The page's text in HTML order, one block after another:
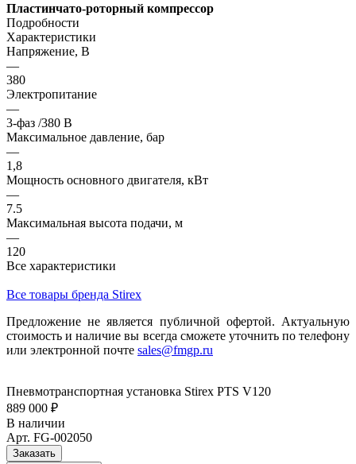
Пластинчато‑роторный компрессор
Подробности
Характеристики
Напряжение, В
—
380
Электропитание
—
3-фаз /380 В
Максимальное давление, бар
—
1,8
Мощность основного двигателя, кВт
—
7.5
Максимальная высота подачи, м
—
120
Все характеристики
Все товары бренда Stirex
Предложение не является публичной офертой. Актуальную
стоимость и наличие вы всегда сможете уточнить по телефону
или электронной почте sales@fmgp.ru
Пневмотранспортная установка Stirex PTS V120
889 000 ₽
В наличии
Арт. FG-002050
Заказать